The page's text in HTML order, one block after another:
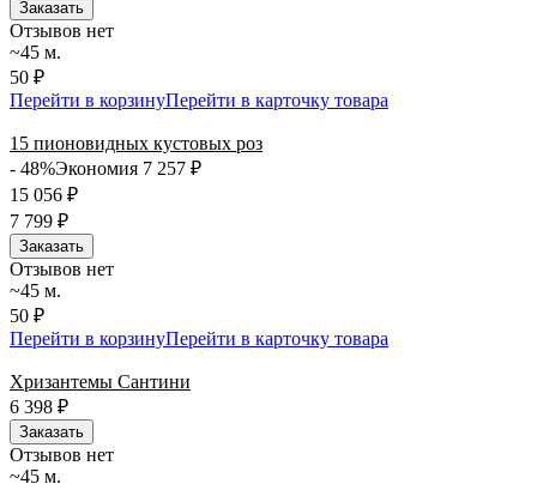
Заказать
Отзывов нет
~45 м.
50 ₽
Перейти в корзинуПерейти в карточку товара
15 пионовидных кустовых роз
- 48%Экономия 7 257 ₽
15 056 ₽
7 799 ₽
Заказать
Отзывов нет
~45 м.
50 ₽
Перейти в корзинуПерейти в карточку товара
Хризантемы Сантини
6 398 ₽
Заказать
Отзывов нет
~45 м.